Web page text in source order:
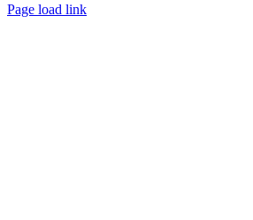
Page load link